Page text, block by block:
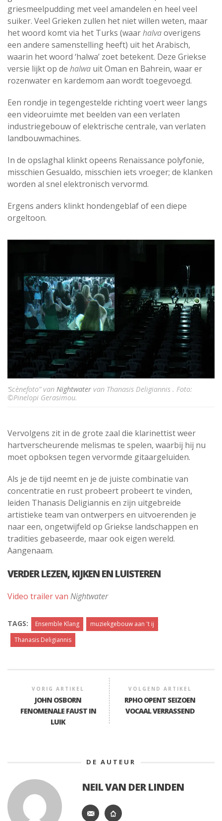
griesmeelpudding met veel amandelen en heel veel
suiker. Veel Grieken zullen het niet willen weten, maar
het woord komt via het Turks (waarhalvaoverigens
een andere samenstelling heeft) uit het Arabisch,
waarin het woord ‘halwa’ zoet betekent. Deze Griekse
versie lijkt op de halwa uit Oman en Bahrein, waar er
rozenwater en kardemom aan wordt toegevoegd.
Een rondje in tegengestelde richting voert weer langs
een videoruimte met beelden van een verlaten
industriegebouw of elektrische centrale, van verlaten
landbouwmachines.
In de opslaghal klinkt opeens Renaissance polyfonie,
misschien Gesualdo, misschien iets vroeger; de klanken
worden al snel elektronisch vervormd.
Ergens anders klinkt hondengeblaf of een diepe
orgeltoon.
‘Scènefoto” van Nightwater van Thanasis Deligiannis . Foto:
©Pinelopi Gerasimou.
Vervolgens zit in de grote zaal die klarinettist weer
hartverscheurende melismas te spelen, waarbij hij nu
moet opboksen tegen vervormde gitaargeluiden.
Als je de tijd neemt en je de juiste combinatie van
concentratie en rust probeert probeert te vinden,
leiden Thanasis Deligiannis en zijn uitgebreide
artistieke team van ontwerpers en uitvoerenden je
naar een, ongetwijfeld op Griekse landschappen en
tradities gebaseerde, maar ook eigen wereld.
Aangenaam.
VERDER LEZEN, KIJKEN EN LUISTEREN
Video trailer van Nightwater
TAGS: Ensemble Klang
muziekgebouw aan 't ij
Thanasis Deligiannis
VORIG ARTIKEL
JOHN OSBORN
FENOMENALE FAUST IN
LUIK
VOLGEND ARTIKEL
RPHO OPENT SEIZOEN
VOCAAL VERRASSEND
DE AUTEUR
NEIL VAN DER LINDEN